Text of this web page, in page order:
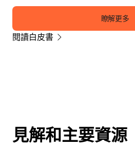
瞭解更多
閱讀白皮書
見解和主要資源